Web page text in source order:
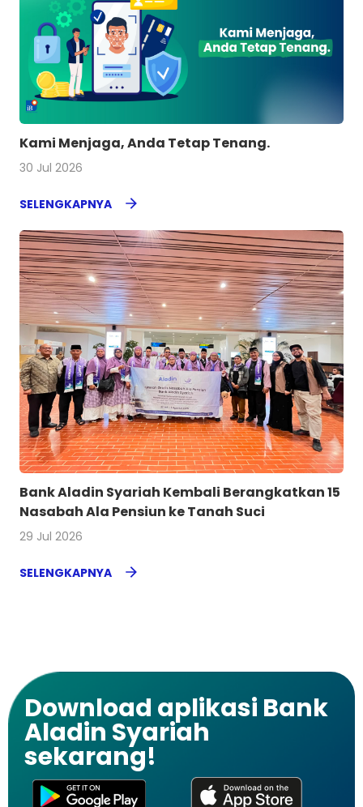
Kami Menjaga, Anda Tetap Tenang.
30 Jul 2026
SELENGKAPNYA
Bank Aladin Syariah Kembali Berangkatkan 15
Nasabah Ala Pensiun ke Tanah Suci
29 Jul 2026
SELENGKAPNYA
Download aplikasi Bank
Aladin Syariah
sekarang!